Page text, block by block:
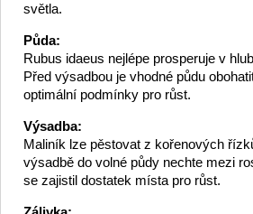
světla.
Půda:
Rubus idaeus nejlépe prosperuje v
Před výsadbou je vhodné půdu
optimální podmínky pro růst.
Výsadba:
Maliník lze pěstovat z kořenových
výsadbě do volné půdy nechte mezi
se zajistil dostatek místa pro růst.